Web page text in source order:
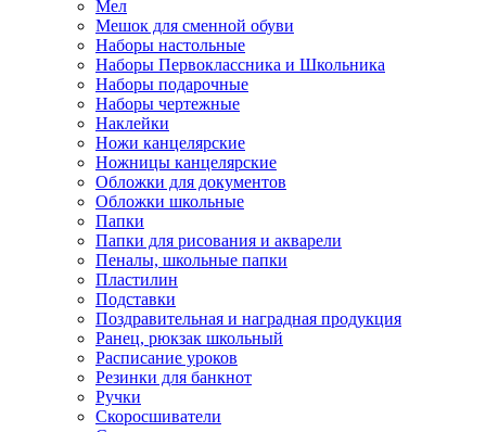
Мел
Мешок для сменной обуви
Наборы настольные
Наборы Первоклассника и Школьника
Наборы подарочные
Наборы чертежные
Наклейки
Ножи канцелярские
Ножницы канцелярские
Обложки для документов
Обложки школьные
Папки
Папки для рисования и акварели
Пеналы, школьные папки
Пластилин
Подставки
Поздравительная и наградная продукция
Ранец, рюкзак школьный
Расписание уроков
Резинки для банкнот
Ручки
Скоросшиватели